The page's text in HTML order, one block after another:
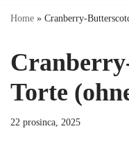
content
Home » Cranberry-
Torte
22 prosinca, 2025